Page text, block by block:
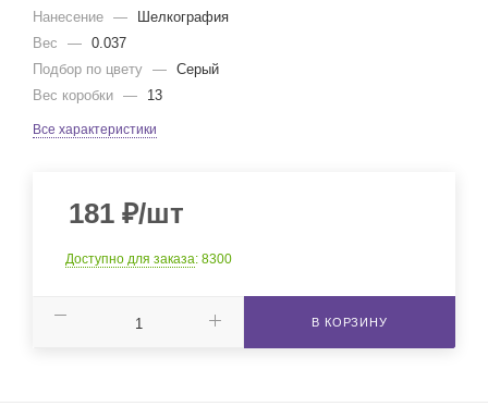
Нанесение —
Шелкография
Вес
— 0.037
Подбор по цвету — Серый
Вес коробки — 13
Все характеристики
181 ₽/шт
Доступно для заказа: 8300
В КОРЗИНУ